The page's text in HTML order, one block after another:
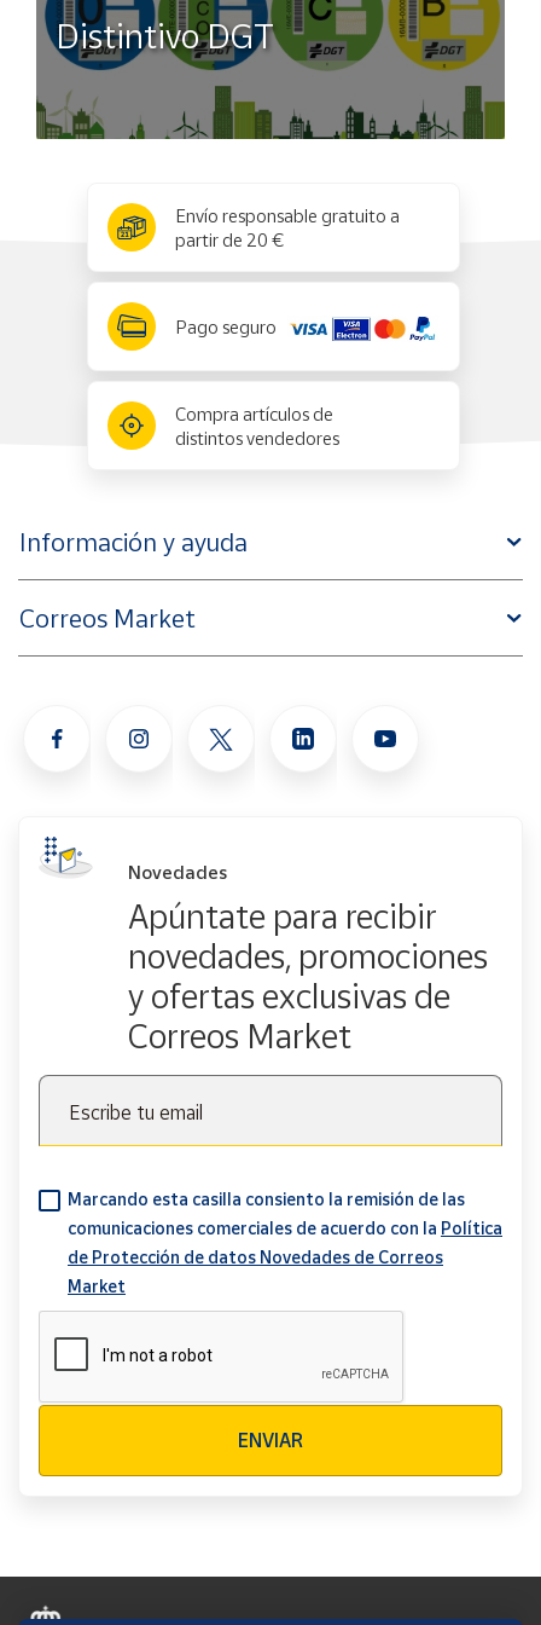
Distintivo DGT
Envío responsable gratuito a
partir de 20 €
Pago seguro
Compra artículos de
distintos vendedores
Información y ayuda
Correos Market
Novedades
Apúntate para recibir
novedades, promociones
y ofertas exclusivas de
Correos Market
Escribe tu email
Marcando esta casilla consiento la remisión de las
comunicaciones comerciales de acuerdo con la Política
de Protección de datos Novedades de Correos
Market
ENVIAR